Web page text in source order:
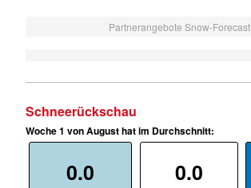
Partnerangebote Snow-Forecast
Schneerückschau
Woche 1 von August hat im Durchschnitt:
0.0 0.0